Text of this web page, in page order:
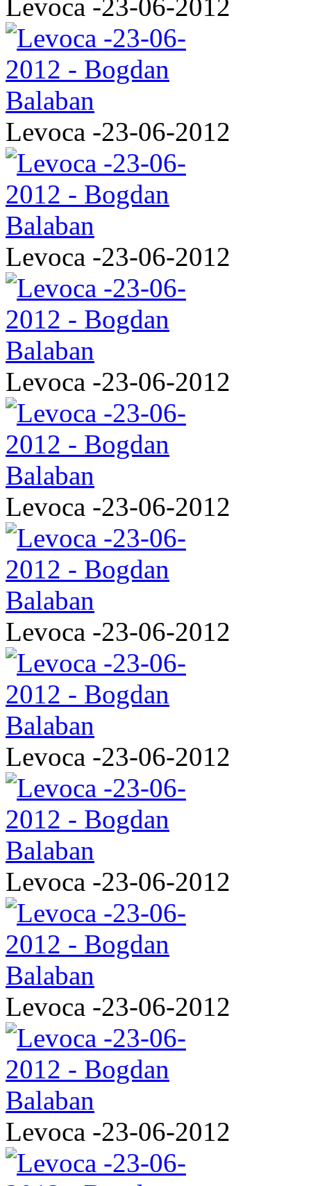
Levoca -23-06-2012
Levoca -23-06-2012
Levoca -23-06-2012
Levoca -23-06-2012
Levoca -23-06-2012
Levoca -23-06-2012
Levoca -23-06-2012
Levoca -23-06-2012
Levoca -23-06-2012
Levoca -23-06-2012